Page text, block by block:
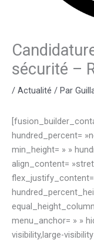
sécurité –
/ Actualité / Par
hundred_percent=
min_height= » »
align_content=
menu_anchor= » »
visibility,large-